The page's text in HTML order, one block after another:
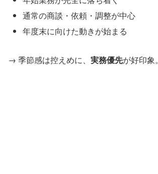
通常の商談・依頼・調整が中心
年度末に向けた動きが始まる
→ 季節感は控えめに、 実務優先が好印象。